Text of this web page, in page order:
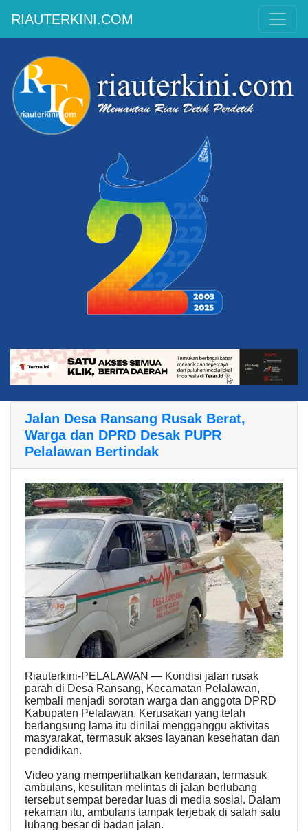
RIAUTERKINI.COM
Jalan Desa Ransang Rusak Berat,
Warga dan DPRD Desak PUPR
Pelalawan Bertindak
Riauterkini-PELALAWAN — Kondisi jalan rusak
parah di Desa Ransang, Kecamatan Pelalawan,
kembali menjadi sorotan warga dan anggota DPRD
Kabupaten Pelalawan. Kerusakan yang telah
berlangsung lama itu dinilai mengganggu aktivitas
masyarakat, termasuk akses layanan kesehatan dan
pendidikan.
Video yang memperlihatkan kendaraan, termasuk
ambulans, kesulitan melintas di jalan berlubang
tersebut sempat beredar luas di media sosial. Dalam
rekaman itu, ambulans tampak terjebak di salah satu
lubang besar di badan jalan.